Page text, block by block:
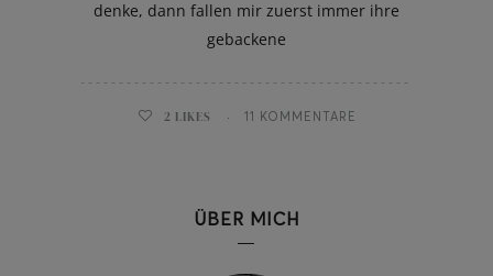
denke, dann fallen mir zuerst immer ihre
gebackene
2 LIKES 11 KOMMENTARE
ÜBER MICH